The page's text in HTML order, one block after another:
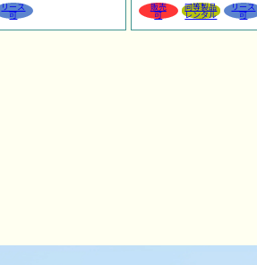
リース
可
販売
可
同等製品
レンタル
リース
可